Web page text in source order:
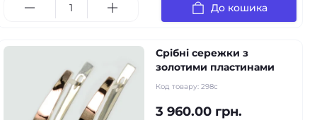
До кошика
Срібні сережки з
золотими пластинами
Код товару: 298с
3 960.00 грн.